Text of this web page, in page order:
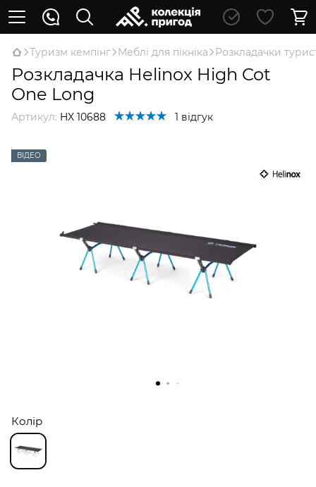
Туризм кемпінг Меблі для пікніка Розкладачки
Розкладачка Helinox High Cot
One Long
Артикул: HX 10688 1 відгук
ВІДЕО
Колір